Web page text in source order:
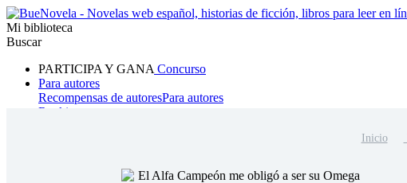
Mi biblioteca
Buscar
PARTICIPA Y GANA Concurso
Para autores
Recompensas de autoresPara autores
Ranking
Hombre lobo MafiaSistema Fantasía Urbano
Inicio